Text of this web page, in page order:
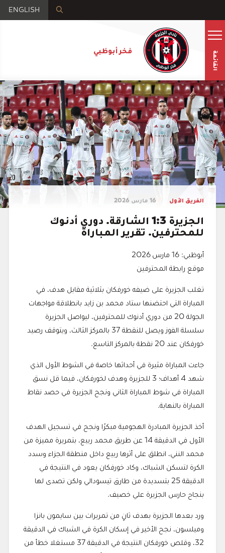
ENGLISH
فخر أبوظبي القائمة
الفريق الأول 16 مارس 2026
الجزيرة 1:3 الشارقة. دوري أدنوك
للمحترفين. تقرير المباراة
أبوظبي: 16 مارس 2026
موقع رابطة المحترفين
تغلب الجزيرة على ضيفه خورفكان بثلاثية مقابل هدف، في
المباراة التي احتضنها ستاد محمد بن زايد بانطلاقة مواجهات
الجولة 20 من دوري أدنوك للمحترفين، ليواصل الجزيرة
سلسلة الفوز ويصل للنقطة 37 بالمركز الثالث، ويتوقف رصيد
خورفكان عند 20 نقطة بالمركز التاسع.
جاءت المباراة مثيرة في أحداثها خاصة في الشوط الأول الذي
شهد 4 أهداف؛ 3 للجزيرة وهدف لخورفكان، فيما قل نسق
المباراة في شوط المباراة الثاني ونجح الجزيرة في حصد نقاط
المباراة بالنهاية.
أخذ الجزيرة المبادرة الهجومية مبكرًا ونجح في تسجيل الهدف
الأول في الدقيقة 14 عن طريق محمد ربيع، بتمريرة مميزة من
محمد النني، انطلق على أثرها ربيع داخل منطقة الجزاء وسدد
الكرة لتسكن الشباك، وكاد خورفكان يعود في النتيجة في
الدقيقة 25 بتسديدة من طارق تيسودالي ولكن تصدى لها
بنجاح حارس الجزيرة علي خصيف.
ورد بعدها الجزيرة بهدف ثانٍ من تمريرات بين سايمون بانزا
وميلسون، نجح الأخير في إسكان الكرة في الشباك في الدقيقة
32، وقلص خورفكان النتيجة في الدقيقة 37 مستغلا خطأ من